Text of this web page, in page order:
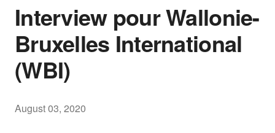
Interview pour Wallonie-
Bruxelles International
(WBI)
August 03, 2020